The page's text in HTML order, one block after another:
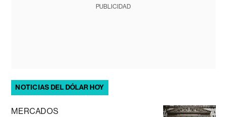
PUBLICIDAD
NOTICIAS DEL DÓLAR HOY
MERCADOS